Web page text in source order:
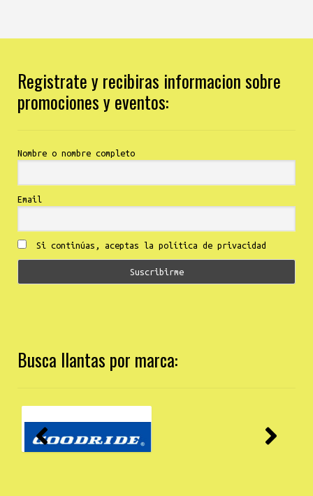
Registrate y recibiras informacion sobre
promociones y eventos:
Nombre o nombre completo
Email
Si continúas, aceptas la política de privacidad
Busca llantas por marca: